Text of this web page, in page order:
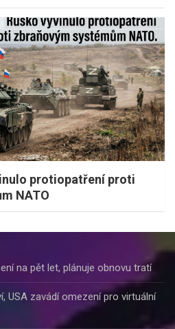
protiopatření proti
NATO
na pět let, plánuje obnovu tratí
USA zavádí omezení pro virtuální